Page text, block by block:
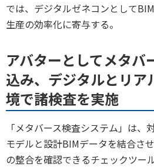
では、デジタルゼネコンとして
生産の効率化に寄与する。
アバターとしてメタバ
込み、デジタルとリア
境で諸検査を実施
「メタバース検査システム」は、
モデルと設計BIMデータを結合さ
の整合を確認できるチェックツー